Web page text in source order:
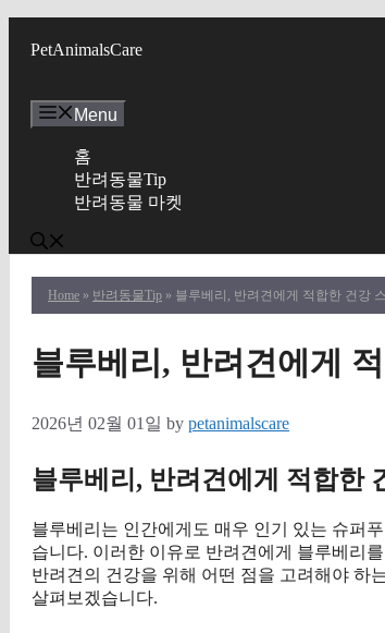
PetAnimalsCare
Menu
홈
반려동물Tip
반려동물 마켓
Home » 반려동물Tip » 블루베리, 반려견에게 적합한 건강
블루베리, 반려견에게
2026년 02월 01일 by petanimalscare
블루베리, 반려견에게 적합한
블루베리는 인간에게도 매우 인기 있는 슈퍼
습니다. 이러한 이유로 반려견에게 블루베리
반려견의 건강을 위해 어떤 점을 고려해야 하
살펴보겠습니다.